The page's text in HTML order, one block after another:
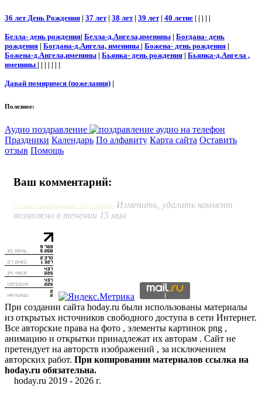
36 лет День Рождения | 37 лет| 38 лет| 39 лет| 40 летие | | | | |
Белла- день рождения| Белла-д.Ангела,именины | Богдана- день
рождения | Богдана-д.Ангела, именины | Божена- день рождения |
Божена-д.Ангела,именины | Бьянка- день рождения | Бьянка-д.Ангела ,
именины | | | | | | |
Давай помиримся (пожелания) |
Полезное:
Аудио поздравление
Праздники Календарь По алфавиту Карта сайта Оставить
отзыв Помощь
Ваш комментарий:
Система комментирования SigComments Изменить, удалить коммент
возможно в течении 15 мин
При создании сайта hoday.ru были использованы материалы
из открытых источников свободного доступа в сети Интернет.
Все авторские права на фото , элементы картинок png ,
анимацию и открытки принадлежат их авторам . Сайт не
претендует на авторств изображений , за исключением
авторских работ. При копировании материалов ссылка на
hoday.ru обязательна.
hoday.ru 2019 - 2026 г.